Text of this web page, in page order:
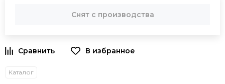
Снят с производства
Каталог